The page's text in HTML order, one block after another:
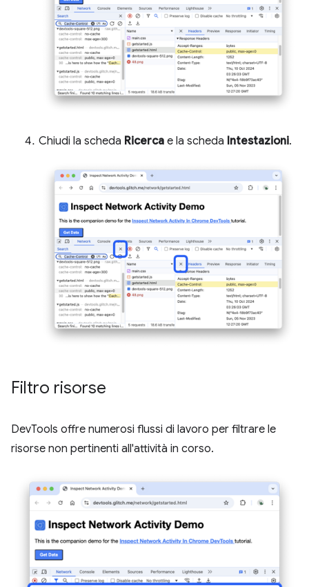
Chiudi la scheda Ricerca e la scheda Intestazioni.
Filtro risorse
DevTools offre numerosi flussi di lavoro per filtrare le
risorse non pertinenti all'attività in corso.